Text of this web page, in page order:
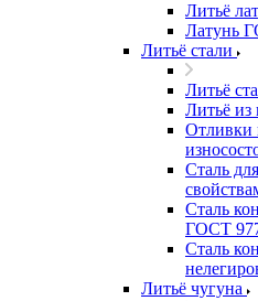
Литьё
Латунь
Литьё стали
Литьё
Литьё из
Отливки
Сталь
Сталь
ГОСТ
Сталь
Литьё чугуна